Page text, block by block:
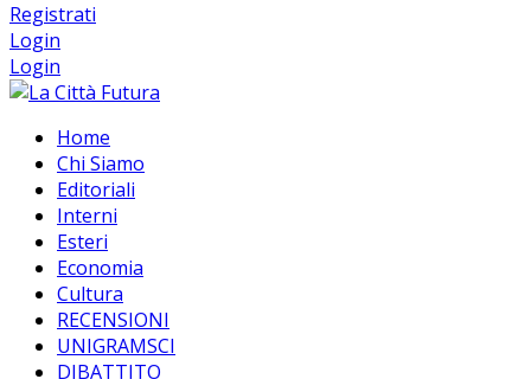
Registrati
Login
Login
Home
Chi Siamo
Editoriali
Interni
Esteri
Economia
Cultura
RECENSIONI
UNIGRAMSCI
DIBATTITO